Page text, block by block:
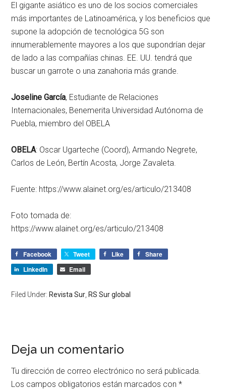
El gigante asiático es uno de los socios comerciales
más importantes de Latinoamérica, y los beneficios que
supone la adopción de tecnológica 5G son
innumerablemente mayores a los que supondrían dejar
de lado a las compañías chinas. EE. UU. tendrá que
buscar un garrote o una zanahoria más grande.
Joseline García, Estudiante de Relaciones
Internacionales, Benemerita Universidad Autónoma de
Puebla, miembro del OBELA
OBELA: Oscar Ugarteche (Coord), Armando Negrete,
Carlos de León, Bertín Acosta, Jorge Zavaleta.
Fuente: https://www.alainet.org/es/articulo/213408
Foto tomada de:
https://www.alainet.org/es/articulo/213408
Facebook Tweet Like
Share
LinkedIn
Email
Filed Under: Revista Sur RS Sur global
Deja un comentario
Tu dirección de correo electrónico no será publicada.
Los campos obligatorios están marcados con*